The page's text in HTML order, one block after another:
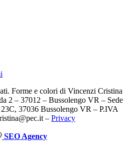
Forme e colori di Vincenzi Cristina
2 – 37012 – Bussolengo VR – Sede
37036 Bussolengo VR – P.IVA
– Privacy
SEO Agency